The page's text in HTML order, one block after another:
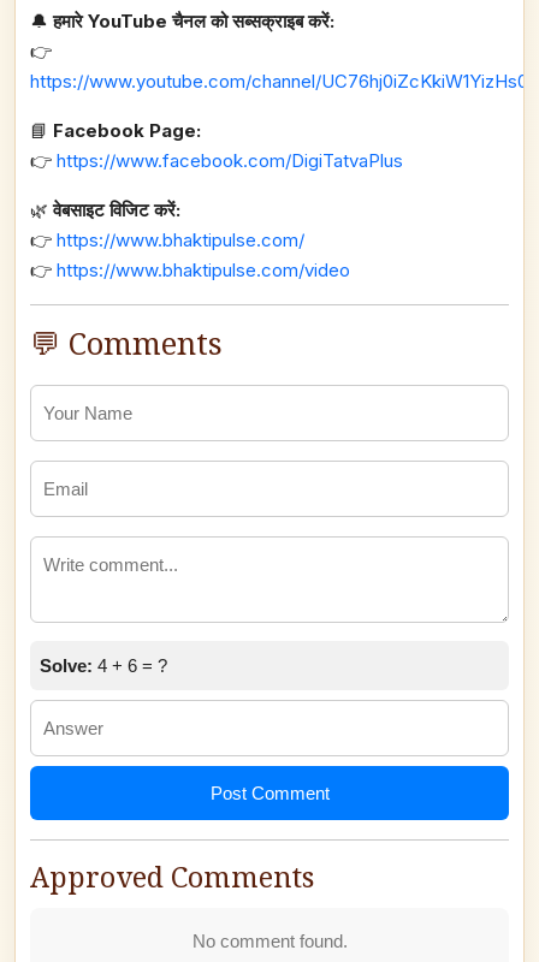
🔔हमारे YouTube चैनल को सब्सक्राइब करें:
👉
https://www.youtube.com/channel/
📘 Facebook Page:
👉 https://www.facebook.com/DigiTatvaPlus
🌿वेबसाइट विजिट करें:
👉 https://www.bhaktipulse.com/
👉 https://www.bhaktipulse.com/video
💬 Comments
Solve: 4 + 6 = ?
Post Comment
Approved Comments
No comment found.